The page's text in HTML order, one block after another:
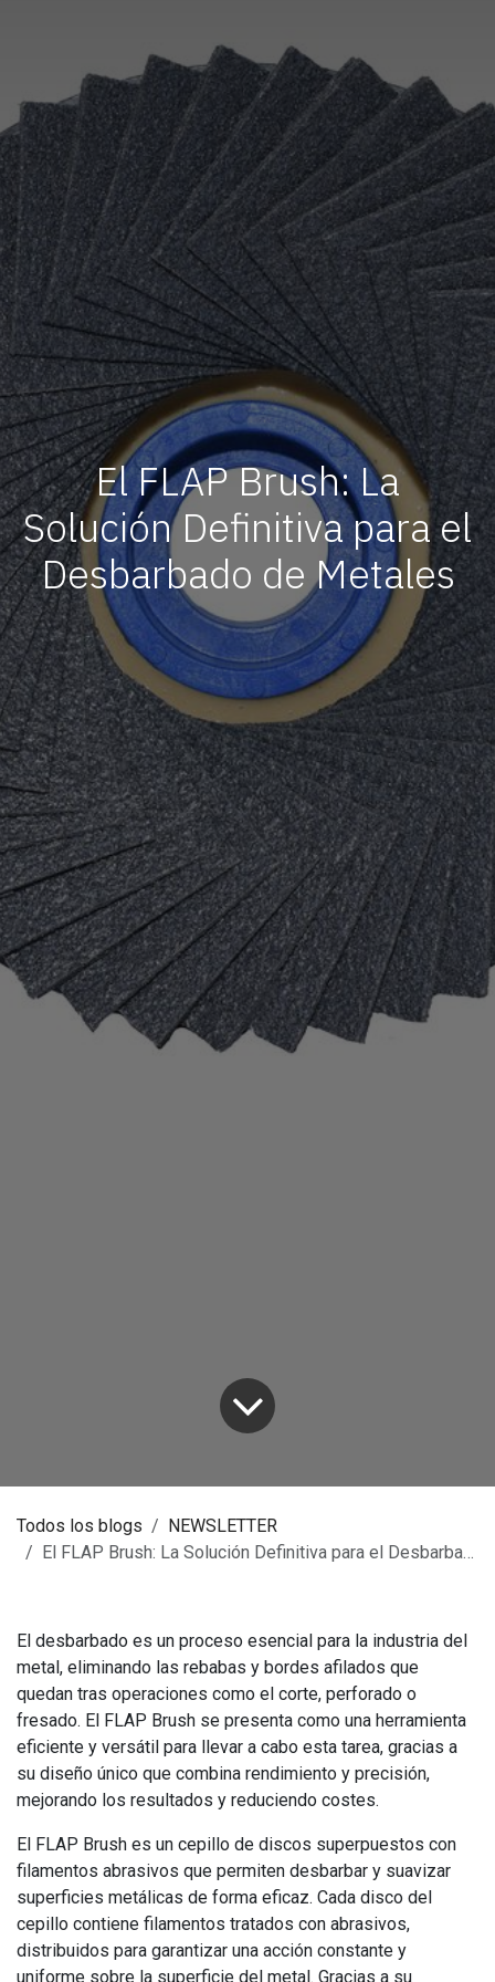
El FLAP Brush: La
Solución Definitiva para el
Desbarbado de Metales
Todos los blogs
NEWSLETTER
El FLAP Brush: La Solución Definitiva para el Desbarbado de Metales
El desbarbado es un proceso esencial para la industria del
metal, eliminando las rebabas y bordes afilados que
quedan tras operaciones como el corte, perforado o
fresado. El FLAP Brush se presenta como una herramienta
eficiente y versátil para llevar a cabo esta tarea, gracias a
su diseño único que combina rendimiento y precisión,
mejorando los resultados y reduciendo costes.
El FLAP Brush es un cepillo de discos superpuestos con
filamentos abrasivos que permiten desbarbar y suavizar
superficies metálicas de forma eficaz. Cada disco del
cepillo contiene filamentos tratados con abrasivos,
distribuidos para garantizar una acción constante y
uniforme sobre la superficie del metal. Gracias a su